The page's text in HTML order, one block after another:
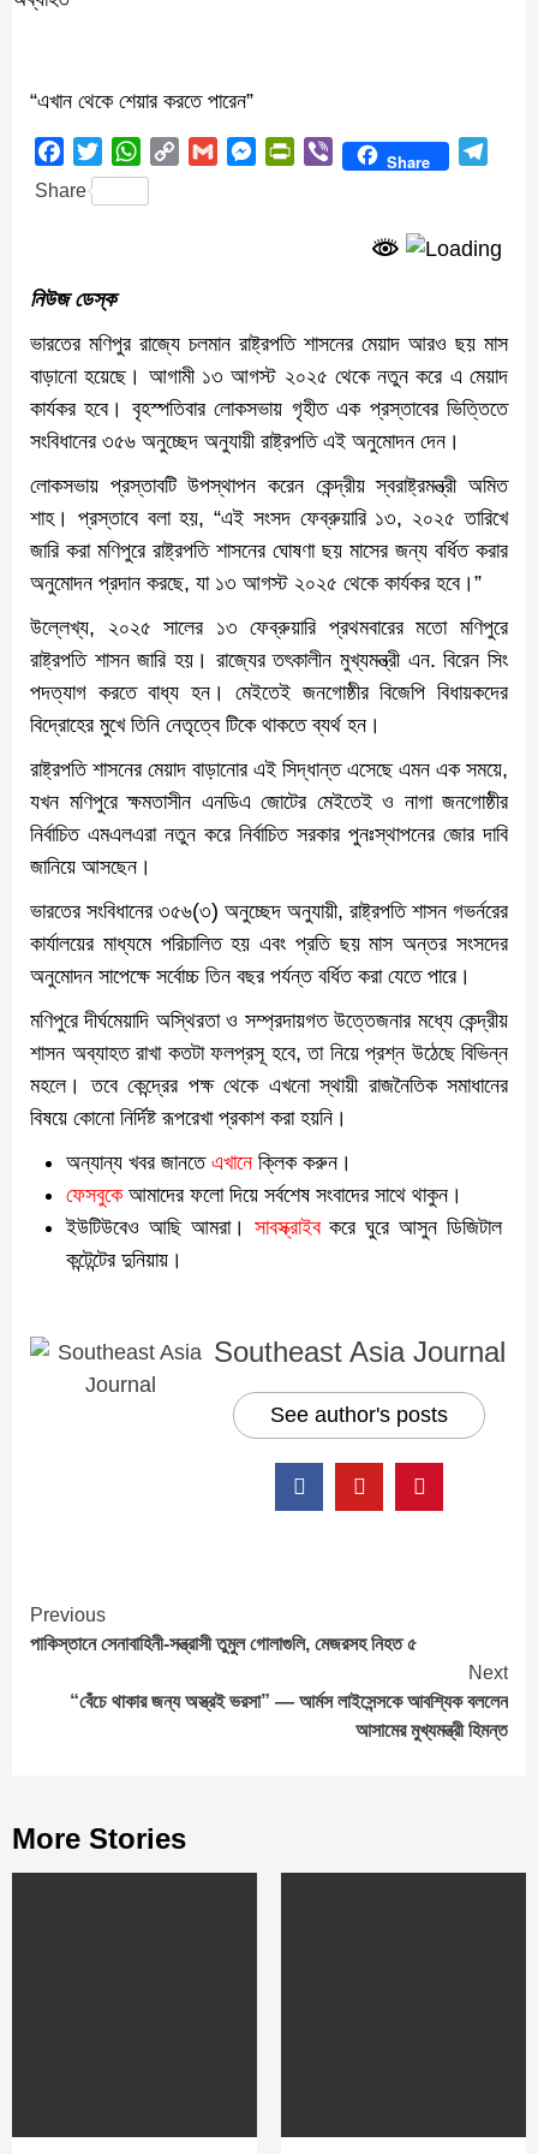
“এখান থেকে শেয়ার করতে পারেন”
Facebook
TwitterWhatsApp
Copy
Gmail MessengerPrintFriendly
Viber Share
Share
নিউজ ডেস্ক
ভারতের মণিপুর রাজ্যে চলমান রাষ্ট্রপতি শাসনের মেয়াদ আরও ছয় মাস
বাড়ানো হয়েছে। আগামী ১৩ আগস্ট ২০২৫ থেকে নতুন করে এ মেয়াদ
কার্যকর হবে। বৃহস্পতিবার লোকসভায় গৃহীত এক প্রস্তাবের ভিত্তিতে
সংবিধানের ৩৫৬ অনুচ্ছেদ অনুযায়ী রাষ্ট্রপতি এই অনুমোদন দেন।
লোকসভায় প্রস্তাবটি উপস্থাপন করেন কেন্দ্রীয় স্বরাষ্ট্রমন্ত্রী অমিত
শাহ। প্রস্তাবে বলা হয়, “এই সংসদ ফেব্রুয়ারি ১৩, ২০২৫ তারিখে
জারি করা মণিপুরে রাষ্ট্রপতি শাসনের ঘোষণা ছয় মাসের জন্য বর্ধিত করার
অনুমোদন প্রদান করছে, যা ১৩ আগস্ট ২০২৫ থেকে কার্যকর হবে।”
উল্লেখ্য, ২০২৫ সালের ১৩ ফেব্রুয়ারি প্রথমবারের মতো মণিপুরে
রাষ্ট্রপতি শাসন জারি হয়। রাজ্যের তৎকালীন মুখ্যমন্ত্রী এন. বিরেন সিং
পদত্যাগ করতে বাধ্য হন। মেইতেই জনগোষ্ঠীর বিজেপি বিধায়কদের
বিদ্রোহের মুখে তিনি নেতৃত্বে টিকে থাকতে ব্যর্থ হন।
রাষ্ট্রপতি শাসনের মেয়াদ বাড়ানোর এই সিদ্ধান্ত এসেছে এমন এক সময়ে,
যখন মণিপুরে ক্ষমতাসীন এনডিএ জোটের মেইতেই ও নাগা জনগোষ্ঠীর
নির্বাচিত এমএলএরা নতুন করে নির্বাচিত সরকার পুনঃস্থাপনের জোর দাবি
জানিয়ে আসছেন।
ভারতের সংবিধানের ৩৫৬(৩) অনুচ্ছেদ অনুযায়ী, রাষ্ট্রপতি শাসন গভর্নরের
কার্যালয়ের মাধ্যমে পরিচালিত হয় এবং প্রতি ছয় মাস অন্তর সংসদের
অনুমোদন সাপেক্ষে সর্বোচ্চ তিন বছর পর্যন্ত বর্ধিত করা যেতে পারে।
মণিপুরে দীর্ঘমেয়াদি অস্থিরতা ও সম্প্রদায়গত উত্তেজনার মধ্যে কেন্দ্রীয়
শাসন অব্যাহত রাখা কতটা ফলপ্রসূ হবে, তা নিয়ে প্রশ্ন উঠেছে বিভিন্ন
মহলে। তবে কেন্দ্রের পক্ষ থেকে এখনো স্থায়ী রাজনৈতিক সমাধানের
বিষয়ে কোনো নির্দিষ্ট রূপরেখা প্রকাশ করা হয়নি।
অন্যান্য খবর জানতে এখানে ক্লিক করুন।
ফেসবুকেআমাদের ফলো দিয়ে সর্বশেষ সংবাদের সাথে থাকুন।
ইউটিউবেও আছি আমরা। সাবস্ক্রাইব করে ঘুরে আসুন ডিজিটাল
কন্টেন্টের দুনিয়ায়।
Southeast Asia Journal
See author's posts
Continue
Reading
Previous
পাকিস্তানে সেনাবাহিনী-সন্ত্রাসী তুমুল গোলাগুলি, মেজরসহ নিহত ৫
Next
“বেঁচে থাকার জন্য অস্ত্রই ভরসা” — আর্মস লাইসেন্সকে আবশ্যিক বললেন
আসামের মুখ্যমন্ত্রী হিমন্ত
More Stories